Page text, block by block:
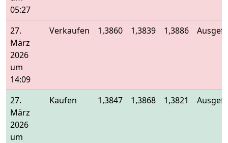
05:27
27.
März
2026
um
14:09
Verkaufen 1,3860 1,3839 1,3886
27.
März
2026
um
Kaufen 1,3847 1,3868 1,3821